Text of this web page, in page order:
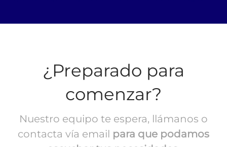
¿Preparado para
comenzar?
Nuestro equipo te espera, llámanos o
contacta vía email para que podamos